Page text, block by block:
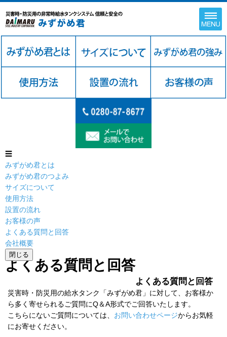
☰
みずがめ君とは
みずがめ君のつよみ
サイズについて
使用方法
設置の流れ
お客様の声
よくある質問と回答
会社概要
閉じる
よくある質問と回答
よくある質問と回答
災害時・防災用の給水タンク「みずがめ君」に対して、お客様か
ら多く寄せられるご質問にQ＆A形式でご回答いたします。
こちらにないご質問については、 お問い合わせページからお気軽
にお寄せください。